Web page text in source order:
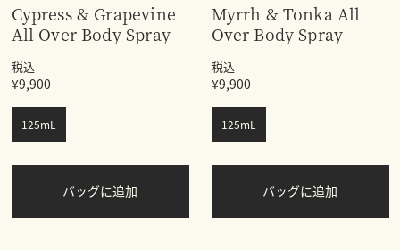
Cypress & Grapevine
All Over Body Spray
税込
¥9,900
125mL
バッグに追加
Myrrh & Tonka All
Over Body Spray
税込
¥9,900
125mL
バッグに追加